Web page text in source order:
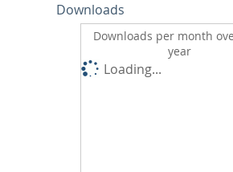
Downloads
Downloads per month
year
Loading...